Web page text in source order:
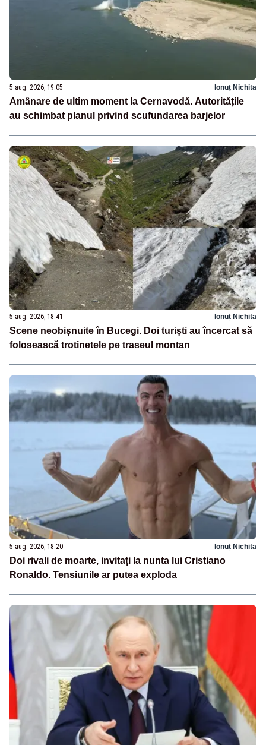
5 aug. 2026, 19:05 Ionuț Nichita
Amânare de ultim moment la Cernavodă. Autoritățile
au schimbat planul privind scufundarea barjelor
5 aug. 2026, 18:41 Ionuț Nichita
Scene neobișnuite în Bucegi. Doi turiști au încercat să
folosească trotinetele pe traseul montan
5 aug. 2026, 18:20 Ionuț Nichita
Doi rivali de moarte, invitați la nunta lui Cristiano
Ronaldo. Tensiunile ar putea exploda